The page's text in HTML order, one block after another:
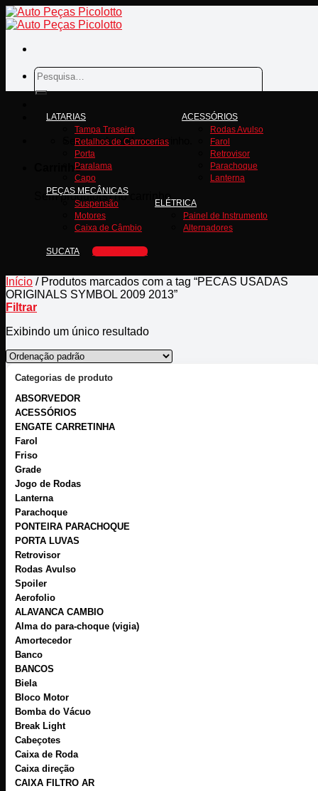
Skip
to
Pesquisar
por:
Sem produto(s) no carrinho.
Carrinho
Sem produto(s) no carrinho.
LATARIAS
Tampa Traseira
Retalhos de Carrocerias
Porta
Paralama
Capo
ACESSÓRIOS
Rodas Avulso
Farol
Retrovisor
Parachoque
Lanterna
PEÇAS MECÂNICAS
Suspensão
Motores
Caixa de Câmbio
ELÉTRICA
Painel de Instrumento
Alternadores
SUCATA ORÇAMENTO
Início /Produtos marcados com a tag “PECAS USADAS
ORIGINALS SYMBOL 2009 2013”
Filtrar
Exibindo um único resultado
Categorias de produto
ABSORVEDOR
ACESSÓRIOS
ENGATE CARRETINHA
Farol
Friso
Grade
Jogo de Rodas
Lanterna
Parachoque
PONTEIRA PARACHOQUE
PORTA LUVAS
Retrovisor
Rodas Avulso
Spoiler
Aerofolio
ALAVANCA CAMBIO
Alma do para-choque (vigia)
Amortecedor
Banco
BANCOS
Biela
Bloco Motor
Bomba do Vácuo
Break Light
Cabeçotes
Caixa de Roda
Caixa direção
CAIXA FILTRO AR